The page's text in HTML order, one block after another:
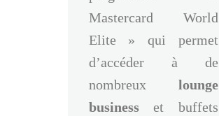
Mastercard World
Elite » qui permet
d’accéder à de
nombreux lounge
businesset buffets